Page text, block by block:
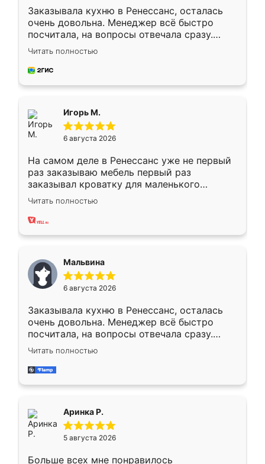
Заказывала кухню в Ренессанс, осталась
очень довольна. Менеджер всё быстро
посчитала, на вопросы отвечала сразу.
Замерщик приехал в субботу, подошёл к
делу со всей ответственностью. Собрали
за день, ребята работали аккуратно, даже
Читать полностью
Игорь М.
6 августа 2026
На самом деле в Ренессанс уже не первый
раз заказываю мебель первый раз
заказывал кроватку для маленького
ребёнка при его рождении ,во второй раз
заказал шкаф-купе. По качеству очень
хорошее сборка достаточно быстрая,
меньше, здесь же он более разнообразный.
Мне нравится ,если что-то потребуется из
мебели буду заказывать только здесь.
Читать полностью
Мальвина
6 августа 2026
Заказывала кухню в Ренессанс, осталась
очень довольна. Менеджер всё быстро
посчитала, на вопросы отвечала сразу.
Замерщик приехал в субботу, подошёл к
делу со всей ответственностью. Собрали
за день, ребята работали аккуратно, даже
Читать полностью
Аринка Р.
5 августа 2026
Больше всех мне понравилось